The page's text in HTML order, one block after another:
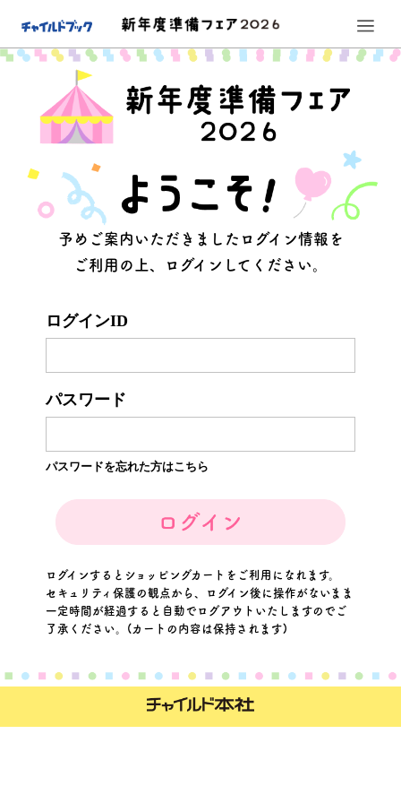
トップページ
ごあいさつ
ちょっとイイお知らせ
お問い合わせ
フェア会場
わくわくキャンペーン
チャイルドブックオリジナルキャラクター
こども誰でも通園制度
絵本・書籍
園庭遊具
室内遊具・ブロック
乳幼児用品
衛生・防災
備品
決算処分市！
会社案内
特定商取引法に基づく表記
予めご案内いただきましたログイン情報を
ご利用の上、ログインしてください。
ログインID
パスワード
パスワードを忘れた方はこちら
ログインするとショッピングカートをご利用になれます。
セキュリティ保護の観点から、ログイン後に操作がないまま
一定時間が経過すると自動でログアウトいたしますのでご
了承ください。(カートの内容は保持されます)